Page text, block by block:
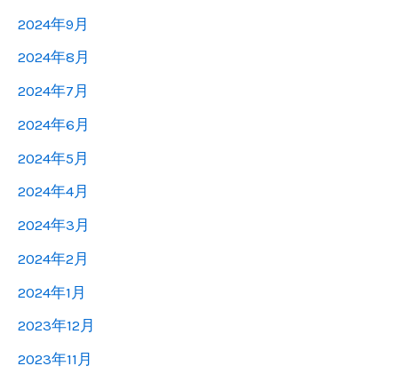
2024年9月
2024年8月
2024年7月
2024年6月
2024年5月
2024年4月
2024年3月
2024年2月
2024年1月
2023年12月
2023年11月